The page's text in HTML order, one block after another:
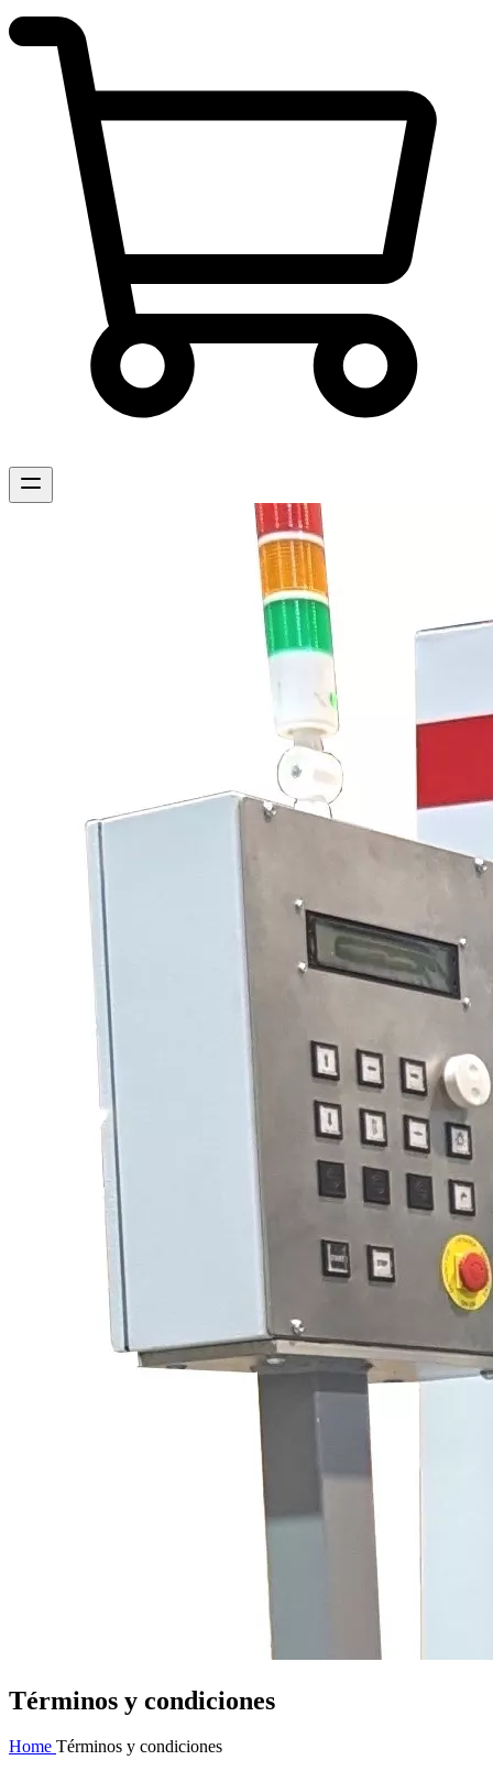
Términos y condiciones
Home Términos y condiciones